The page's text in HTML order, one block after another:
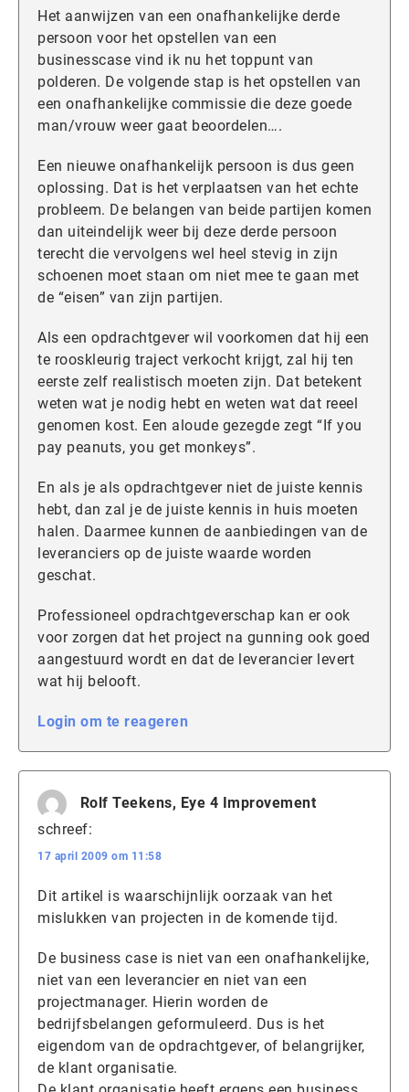
Het aanwijzen van een onafhankelijke derde
persoon voor het opstellen van een
businesscase vind ik nu het toppunt van
polderen. De volgende stap is het opstellen van
een onafhankelijke commissie die deze goede
man/vrouw weer gaat beoordelen….
Een nieuwe onafhankelijk persoon is dus geen
oplossing. Dat is het verplaatsen van het echte
probleem. De belangen van beide partijen komen
dan uiteindelijk weer bij deze derde persoon
terecht die vervolgens wel heel stevig in zijn
schoenen moet staan om niet mee te gaan met
de “eisen” van zijn partijen.
Als een opdrachtgever wil voorkomen dat hij een
te rooskleurig traject verkocht krijgt, zal hij ten
eerste zelf realistisch moeten zijn. Dat betekent
weten wat je nodig hebt en weten wat dat reeel
genomen kost. Een aloude gezegde zegt “If you
pay peanuts, you get monkeys”.
En als je als opdrachtgever niet de juiste kennis
hebt, dan zal je de juiste kennis in huis moeten
halen. Daarmee kunnen de aanbiedingen van de
leveranciers op de juiste waarde worden
geschat.
Professioneel opdrachtgeverschap kan er ook
voor zorgen dat het project na gunning ook goed
aangestuurd wordt en dat de leverancier levert
wat hij belooft.
Login om te reageren
Rolf Teekens, Eye 4 Improvement
schreef:
17 april 2009 om 11:58
Dit artikel is waarschijnlijk oorzaak van het
mislukken van projecten in de komende tijd.
De business case is niet van een onafhankelijke,
niet van een leverancier en niet van een
projectmanager. Hierin worden de
bedrijfsbelangen geformuleerd. Dus is het
eigendom van de opdrachtgever, of belangrijker,
de klant organisatie.